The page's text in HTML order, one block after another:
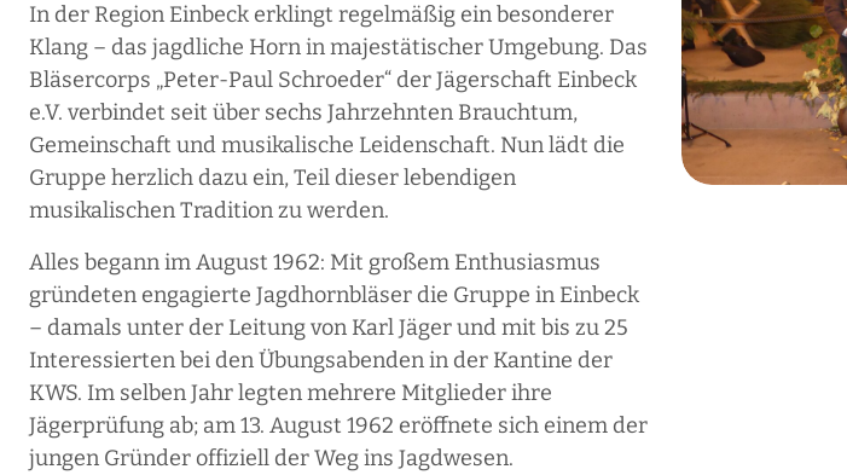
In der Region Einbeck erklingt regelmäßig ein besonderer
Klang – das jagdliche Horn in majestätischer Umgebung. Das
Bläsercorps „Peter-Paul Schroeder“ der Jägerschaft Einbeck
e.V. verbindet seit über sechs Jahrzehnten Brauchtum,
Gemeinschaft und musikalische Leidenschaft. Nun lädt die
Gruppe herzlich dazu ein, Teil dieser lebendigen
musikalischen Tradition zu werden.
Alles begann im August 1962: Mit großem Enthusiasmus
gründeten engagierte Jagdhornbläser die Gruppe in Einbeck
– damals unter der Leitung von Karl Jäger und mit bis zu 25
Interessierten bei den Übungsabenden in der Kantine der
KWS. Im selben Jahr legten mehrere Mitglieder ihre
Jägerprüfung ab; am 13. August 1962 eröffnete sich einem der
jungen Gründer offiziell der Weg ins Jagdwesen.